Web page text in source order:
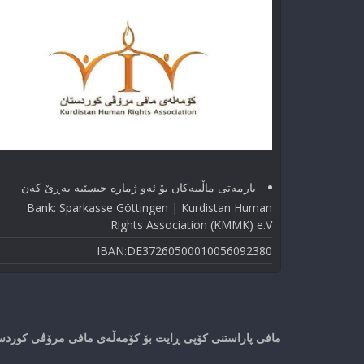
یارمەتی ماڵییەکان بۆ ئەو ژماره حیسێبە بەڕێ کەن
Bank: Sparkasse Göttingen | Kurdistan Human
Rights Association (KMMK) e.V
IBAN:DE37260500010056092380
مافی پاراستنی کۆپی ڕایت بۆ کۆمەڵەی مافی مرۆڤی